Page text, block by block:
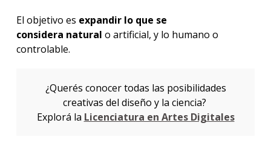
El objetivo es expandir lo que se
considera natural o artificial, y lo humano o
controlable.
¿Querés conocer todas las posibilidades
creativas del diseño y la ciencia?
Explorá la Licenciatura en Artes Digitales